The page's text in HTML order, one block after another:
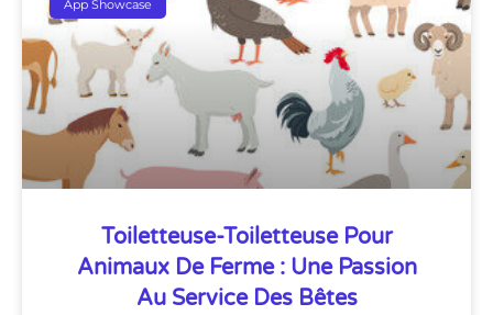
App Showcase
Toiletteuse-Toiletteuse Pour
Animaux De Ferme : Une Passion
Au Service Des Bêtes